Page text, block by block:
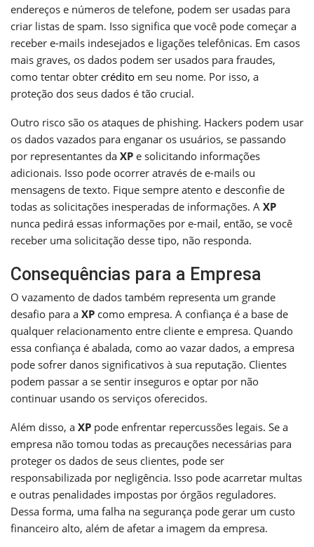
endereços e números de telefone, podem ser usadas para
criar listas de spam. Isso significa que você pode começar a
receber e-mails indesejados e ligações telefônicas. Em casos
mais graves, os dados podem ser usados para fraudes,
como tentar obter crédito em seu nome. Por isso, a
proteção dos seus dados é tão crucial.
Outro risco são os ataques de phishing. Hackers podem usar
os dados vazados para enganar os usuários, se passando
por representantes da XP e solicitando informações
adicionais. Isso pode ocorrer através de e-mails ou
mensagens de texto. Fique sempre atento e desconfie de
todas as solicitações inesperadas de informações. A XP
nunca pedirá essas informações por e-mail, então, se você
receber uma solicitação desse tipo, não responda.
Consequências para a Empresa
O vazamento de dados também representa um grande
desafio para a XP como empresa. A confiança é a base de
qualquer relacionamento entre cliente e empresa. Quando
essa confiança é abalada, como ao vazar dados, a empresa
pode sofrer danos significativos à sua reputação. Clientes
podem passar a se sentir inseguros e optar por não
continuar usando os serviços oferecidos.
Além disso, a XP pode enfrentar repercussões legais. Se a
empresa não tomou todas as precauções necessárias para
proteger os dados de seus clientes, pode ser
responsabilizada por negligência. Isso pode acarretar multas
e outras penalidades impostas por órgãos reguladores.
Dessa forma, uma falha na segurança pode gerar um custo
financeiro alto, além de afetar a imagem da empresa.